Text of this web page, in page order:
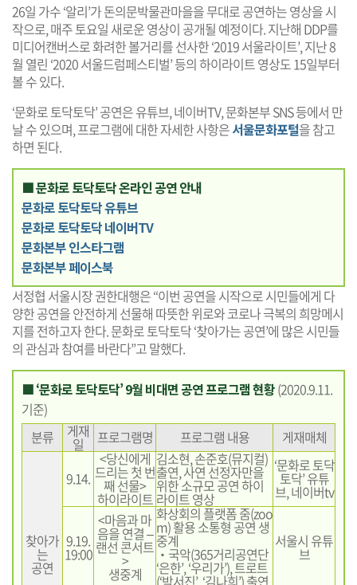
26일 가수 ‘알리’가 돈의문박물관마을을 무대로 공연하는 영상을 시
작으로, 매주 토요일 새로운 영상이 공개될 예정이다. 지난해 DDP를
미디어캔버스로 화려한 볼거리를 선사한 ‘2019 서울라이트’, 지난 8
월 열린 ‘2020 서울드럼페스티벌’ 등의 하이라이트 영상도 15일부터
볼 수 있다.
‘문화로 토닥토닥’ 공연은 유튜브, 네이버TV, 문화본부 SNS 등에서 만
날 수 있으며, 프로그램에 대한 자세한 사항은서울문화포털을 참고
하면 된다.
■ 문화로 토닥토닥 온라인 공연 안내
문화로 토닥토닥 유튜브
문화로 토닥토닥 네이버TV
문화본부 인스타그램
문화본부 페이스북
서정협 서울시장 권한대행은 “이번 공연을 시작으로 시민들에게 다
양한 공연을 안전하게 선물해 따뜻한 위로와 코로나 극복의 희망메시
지를 전하고자 한다. 문화로 토닥토닥 ‘찾아가는 공연’에 많은 시민들
의 관심과 참여를 바란다”고 말했다.
■ ‘문화로 토닥토닥’ 9월 비대면 공연 프로그램 현황(2020.9.11.
기준)
분류
게재
일 프로그램명 프로그램 내용 게재매체
찾아가
는
공연
9.14.
<당신에게
드리는 첫 번
째 선물>
하이라이트
김소현, 손준호(뮤지컬)
출연, 사연 선정자만을
위한 소규모 공연 하이
라이트 영상
‘문화로 토닥
토닥’ 유튜
브, 네이버tv
9.19.
19:00
<마음과 마
음을 연결 –
랜선 콘서트
>
생중계
화상회의 플랫폼 줌(zoo
m) 활용 소통형 공연 생
중계
‧국악(365거리공연단
‘은한’, ‘우리가’), 트로트
(‘박서진’, ‘김나희’) 출연
서울시 유튜
브